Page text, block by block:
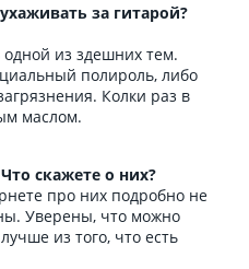
за гитарой?
из здешних тем.
полироль, либо
Колки раз в
маслом.
скажете о них?
про них подробно не
Уверены, что можно
из того, что есть